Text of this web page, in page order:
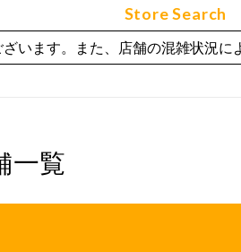
Store Search
います。また、店舗の混雑状況に
一覧